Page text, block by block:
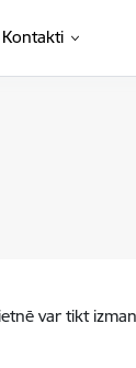
Kontakti
var tikt